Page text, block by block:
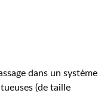
dans un système
(de taille